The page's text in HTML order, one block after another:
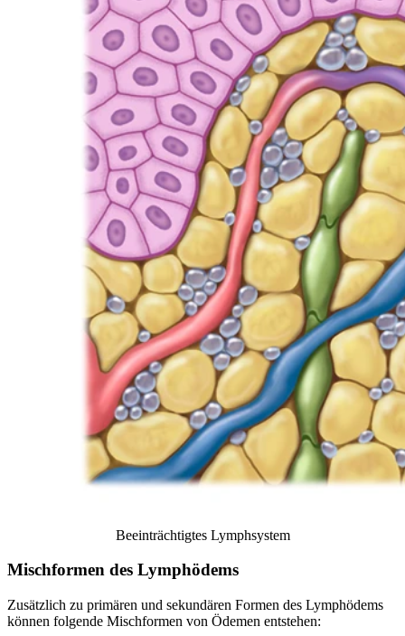
Beeinträchtigtes Lymphsystem
Mischformen des Lymphödems
Zusätzlich zu primären und sekundären Formen des Lymphödems
können folgende Mischformen von Ödemen entstehen: